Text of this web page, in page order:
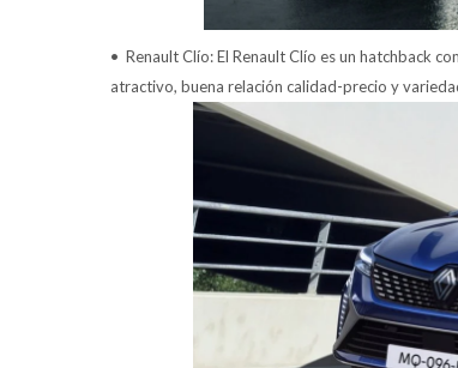
• Renault Clío: El Renault Clío es un hatchback
atractivo, buena relación calidad-precio y